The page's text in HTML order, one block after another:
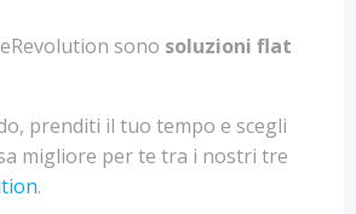
sono soluzioni flat
prenditi il tuo tempo e scegli
migliore per te tra i nostri tre
.